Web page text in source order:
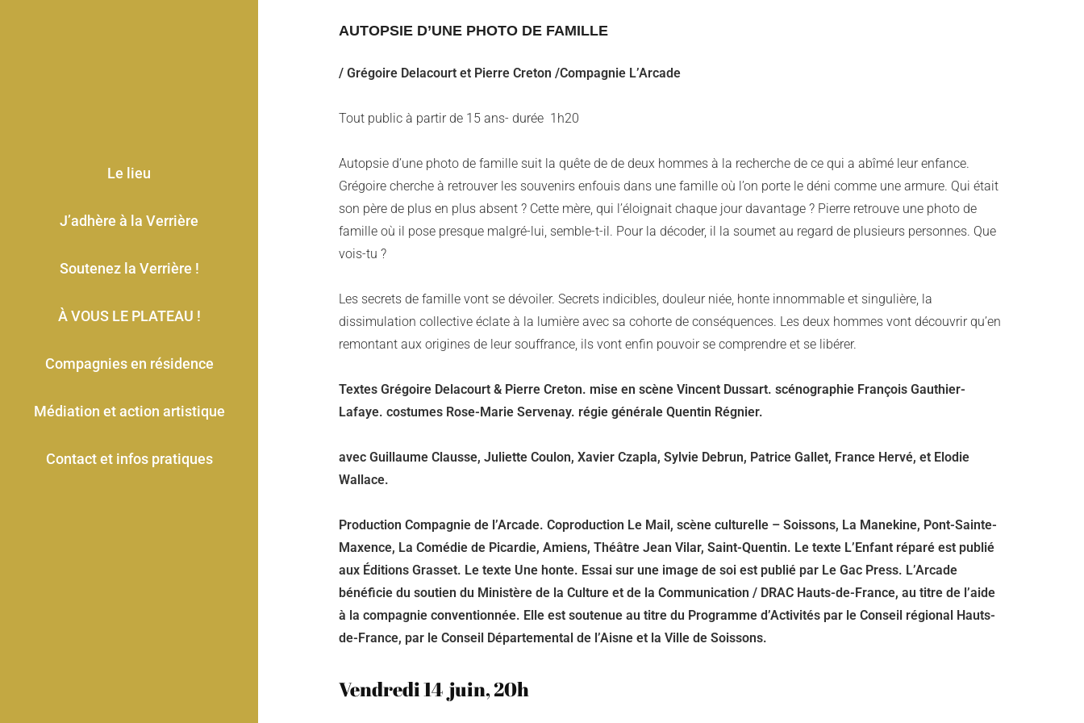
Le lieu
J’adhère à la Verrière
Soutenez la Verrière !
À VOUS LE PLATEAU !
Compagnies en résidence
Médiation et action artistique
Contact et infos pratiques
AUTOPSIE D’UNE PHOTO DE FAMILLE
/ Grégoire Delacourt et Pierre Creton /Compagnie L’Arcade
Tout public à partir de 15 ans- durée 1h20
Autopsie d’une photo de famille suit la quête de de deux hommes à la recherche de ce qui a abîmé leur enfance.
Grégoire cherche à retrouver les souvenirs enfouis dans une famille où l’on porte le déni comme une armure. Qui était
son père de plus en plus absent ? Cette mère, qui l’éloignait chaque jour davantage ? Pierre retrouve une photo de
famille où il pose presque malgré-lui, semble-t-il. Pour la décoder, il la soumet au regard de plusieurs personnes. Que
vois-tu ?
Les secrets de famille vont se dévoiler. Secrets indicibles, douleur niée, honte innommable et singulière, la
dissimulation collective éclate à la lumière avec sa cohorte de conséquences. Les deux hommes vont découvrir qu’en
remontant aux origines de leur souffrance, ils vont enfin pouvoir se comprendre et se libérer.
Textes Grégoire Delacourt & Pierre Creton. mise en scène Vincent Dussart. scénographie François Gauthier-
Lafaye. costumes Rose-Marie Servenay. régie générale Quentin Régnier.
avec Guillaume Clausse, Juliette Coulon, Xavier Czapla, Sylvie Debrun, Patrice Gallet, France Hervé, et Elodie
Wallace.
Production Compagnie de l’Arcade. Coproduction Le Mail, scène culturelle – Soissons, La Manekine, Pont-Sainte-
Maxence, La Comédie de Picardie, Amiens, Théâtre Jean Vilar, Saint-Quentin. Le texte L’Enfant réparé est publié
aux Éditions Grasset. Le texte Une honte. Essai sur une image de soi est publié par Le Gac Press. L’Arcade
bénéficie du soutien du Ministère de la Culture et de la Communication / DRAC Hauts-de-France, au titre de l’aide
à la compagnie conventionnée. Elle est soutenue au titre du Programme d’Activités par le Conseil régional Hauts-
de-France, par le Conseil Départemental de l’Aisne et la Ville de Soissons.
Vendredi 14 juin, 20h